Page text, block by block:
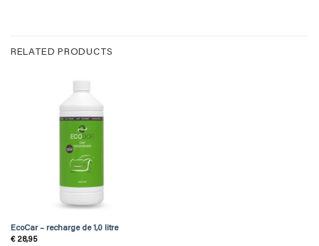
RELATED PRODUCTS
EcoCar – recharge de 1,0 litre
€28,95